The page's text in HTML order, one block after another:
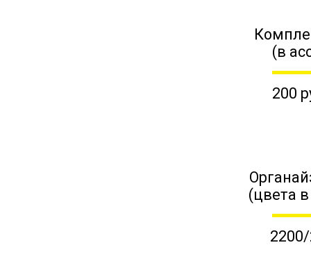
(в
200
(цвета